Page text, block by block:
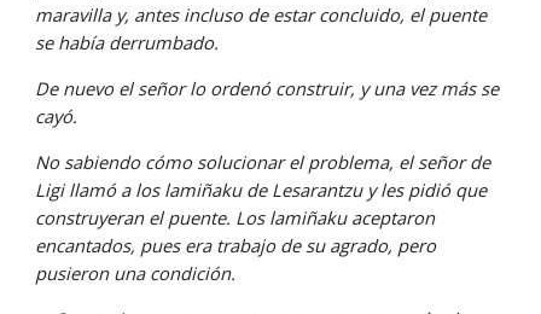
maravilla y, antes incluso de estar concluido, el puente
se había derrumbado.
De nuevo el señor lo ordenó construir, y una vez más se
cayó.
No sabiendo cómo solucionar el problema, el señor de
Ligi llamó a los lamiñaku de Lesarantzu y les pidió que
construyeran el puente. Los lamiñaku aceptaron
encantados, pues era trabajo de su agrado, pero
pusieron una condición.